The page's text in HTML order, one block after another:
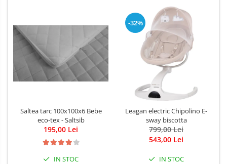
Saltea tarc 100x100x6 Bebe
eco-tex - Saltsib
195,00 Lei
IN STOC
-32%
Leagan electric Chipolino E-
sway biscotta
799,00 Lei
543,00 Lei
IN STOC